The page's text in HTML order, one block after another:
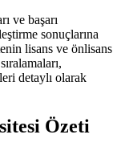
ve başarı
sonuçlarına
lisans ve önlisans
detaylı olarak
Özeti